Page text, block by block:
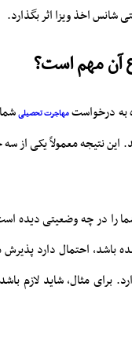
شانس اخذ ویزا اثر بگذارد.
آن مهم است؟
به درخواستمهاجرت تحصیلی
این نتیجه معمولاً یکی
را در چه وضعیتی دیده
باشد، احتمال دارد
برای مثال، شاید لازم